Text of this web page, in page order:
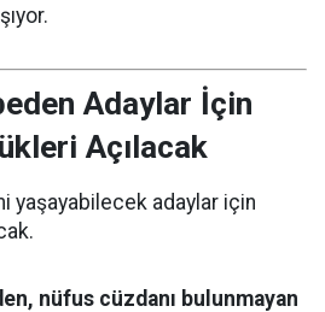
Adaylar İçin
Açılacak
yaşayabilecek adaylar için
nüfus cüzdanı bulunmayan